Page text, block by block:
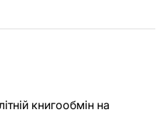
книгообмін на